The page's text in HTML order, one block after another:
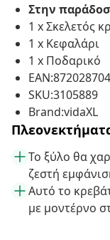
Στην
1 x Σκελετός
1 x Κεφαλάρι
1 x Ποδαρικό
SKU:3105889
Brand:vidaXL
Το ξύλο θα
ζεστή
Αυτό το
με μοντέρνο